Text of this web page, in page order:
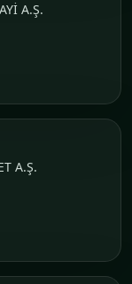
A.Ş.
A.Ş.